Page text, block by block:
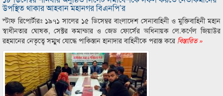
উপস্থিত থাকার আহবান মহানগর বিএনপি’র
স্টাফ রিপোর্টারঃ ১৯৭১ সালের ১৫ ডিসেম্বর বাংলাদেশ সেনাবাহিনী ও মুক্তিবাহিনী মহান
স্বাধীনতার ঘোষক, সেক্টর কমান্ডার ও জেড ফোর্সের অধিনায়ক লে.কর্ণেল জিয়াউর
রহমানের নেতৃত্বে সম্মুখ যোদ্ধে পাকিস্তান হানাদার বাহিনীকে পরাস্ত করে বিস্তারিত »